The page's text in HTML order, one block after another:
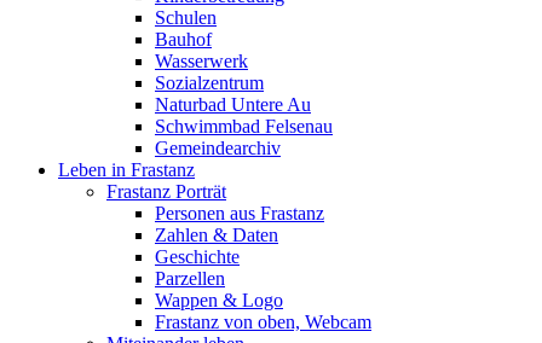
Schulen
Bauhof
Wasserwerk
Sozialzentrum
Naturbad Untere Au
Schwimmbad Felsenau
Gemeindearchiv
Leben in Frastanz
Frastanz Porträt
Personen aus Frastanz
Zahlen & Daten
Geschichte
Parzellen
Wappen & Logo
Frastanz von oben, Webcam